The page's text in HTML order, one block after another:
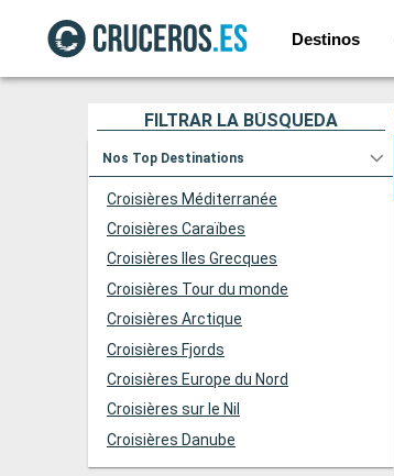
Destinos
FILTRAR LA BÚSQUEDA
Nos Top Destinations
Croisières Méditerranée
Croisières Caraïbes
Croisières Iles Grecques
Croisières Tour du monde
Croisières Arctique
Croisières Fjords
Croisières Europe du Nord
Croisières sur le Nil
Croisières Danube